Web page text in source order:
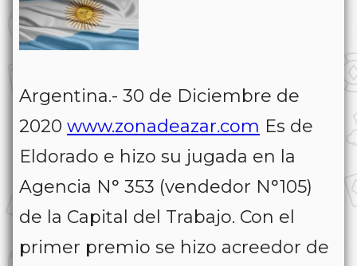
Argentina.- 30 de Diciembre de
2020 www.zonadeazar.com Es de
Eldorado e hizo su jugada en la
Agencia N° 353 (vendedor N°105)
de la Capital del Trabajo. Con el
primer premio se hizo acreedor de